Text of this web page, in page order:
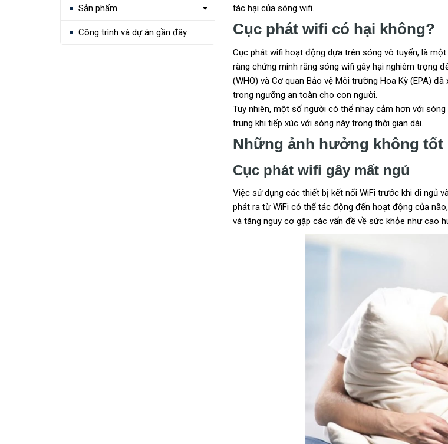
tác hại của sóng wifi.
Cục phát wifi có hại không?
Cục phát wifi hoạt động dựa trên sóng vô tuyến, là
ràng chứng minh rằng sóng wifi gây hại nghiêm trọng
(WHO) và Cơ quan Bảo vệ Môi trường Hoa Kỳ (EPA)
trong ngưỡng an toàn cho con người.
Tuy nhiên, một số người có thể nhạy cảm hơn với
trung khi tiếp xúc với sóng này trong thời gian dài.
Những ảnh hưởng không tốt
Cục phát wifi gây mất ngủ
Việc sử dụng các thiết bị kết nối WiFi trước khi đi ngủ
phát ra từ WiFi có thể tác động đến hoạt động của
và tăng nguy cơ gặp các vấn đề về sức khỏe như cao
Sản phẩm
Công trình và dự án gần đây